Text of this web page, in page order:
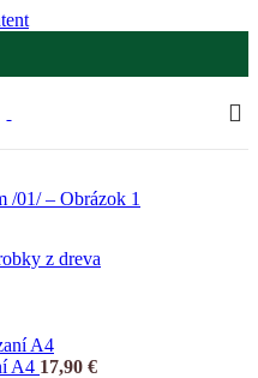
z dreva
A4 17,90 €